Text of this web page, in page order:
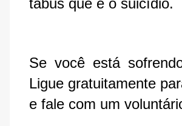
tabus que é o suicídio.
Se você está
Ligue gratuitamente
e fale com um